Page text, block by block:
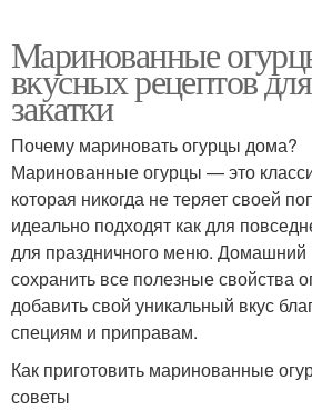
Маринованные
вкусных рецептов
закатки
Почему мариновать огурцы дома?
Маринованные огурцы — это
которая никогда не теряет своей
идеально подходят как для
для праздничного меню. Домашний
сохранить все полезные свойства
добавить свой уникальный вкус
специям и приправам.
Как приготовить маринованные
советы